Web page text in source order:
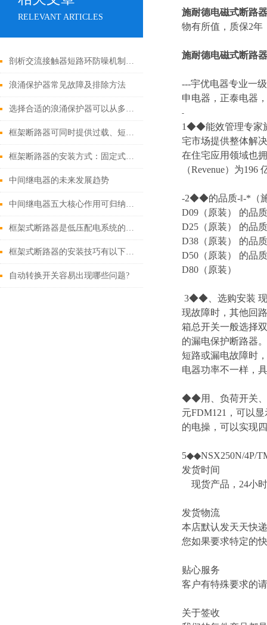
RELEVANT ARTICLES
剖析交流接触器短路环防噪机制与电气安全操作红线
浪涌保护器常见故障及排除方法
选择合适的浪涌保护器可以从多个角度探讨
框架断路器可同时提供过载、短路、漏电保护功能
框架断路器的安装方式：固定式，插入式，抽出式
中间继电器的未来发展趋势
中间继电器五大核心作用可归纳如下
框架式断路器是低压配电系统的核心保护设备
框架式断路器的安装技巧有以下这些
自动转换开关容易出现哪些问题?
施耐德电磁式断路器
物有所值，质保2年
施耐德电磁式断路器
---宇优电器专业一
申电器，正泰电器
-
1◆◆能效管理专家
宅市场提供整体解
在住宅应用领域也
（Revenue）为
-2◆◆的品质-‖-*（
D09（原装） 的品
D25（原装） 的品
D38（原装） 的品
D50（原装） 的品
D80（原装）
3◆◆、选购安装 现
现故障时，其他回
箱总开关一般选择
的漏电保护断路器
短路或漏电故障时
电器功率不一样，
◆◆用、负荷开关、
元FDM121，可以
的电操，可以实现
5◆◆NSX250N/4P/
发货时间
现货产品，24小
发货物流
本店默认发天天快
您如果要求特定的
贴心服务
客户有特殊要求的
关于签收